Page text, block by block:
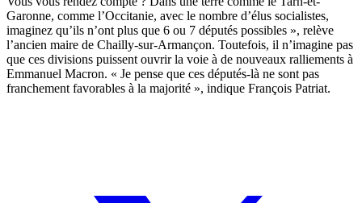
Garonne, comme l’Occitanie, avec le nombre d’élus socialistes,
imaginez qu’ils n’ont plus que 6 ou 7 députés possibles », relève
l’ancien maire de Chailly-sur-Armançon. Toutefois, il n’imagine pas
que ces divisions puissent ouvrir la voie à de nouveaux ralliements à
Emmanuel Macron. « Je pense que ces députés-là ne sont pas
franchement favorables à la majorité », indique François Patriat.